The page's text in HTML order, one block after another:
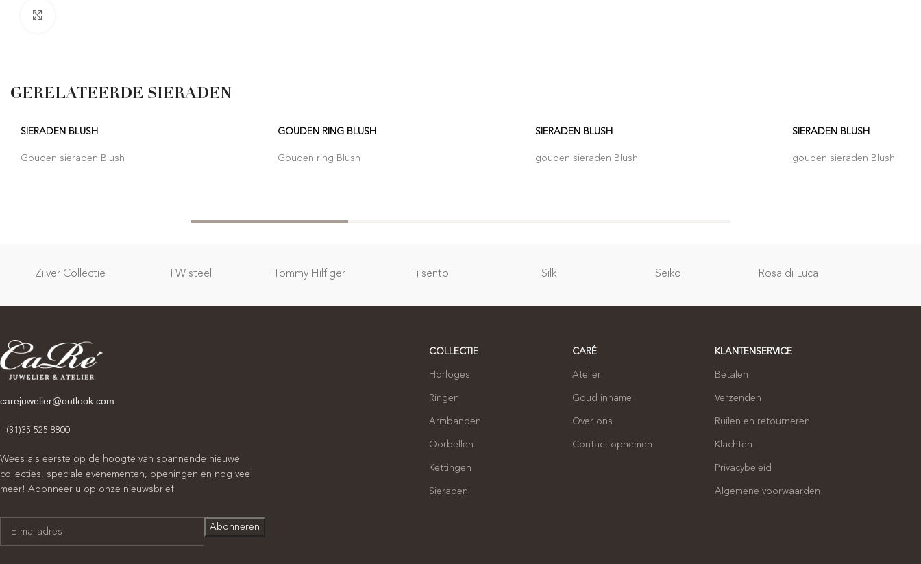
GERELATEERDE SIERADEN
SIERADEN BLUSH
Gouden sieraden Blush
GOUDEN RING BLUSH
Gouden ring Blush
SIERADEN BLUSH
gouden sieraden Blush
SIERADEN BLUSH
gouden sieraden Blush
Zilver Collectie TW steel Tommy Hilfiger Ti sento Silk Seiko Rosa di Luca
carejuwelier@outlook.com
+(31)35 525 8800
Wees als eerste op de hoogte van spannende nieuwe
collecties, speciale evenementen, openingen en nog veel
meer! Abonneer u op onze nieuwsbrief:
COLLECTIE
Horloges
Ringen
Armbanden
Oorbellen
Kettingen
Sieraden
CARÉ
Atelier
Goud inname
Over ons
Contact opnemen
KLANTENSERVICE
Betalen
Verzenden
Ruilen en retourneren
Klachten
Privacybeleid
Algemene voorwaarden